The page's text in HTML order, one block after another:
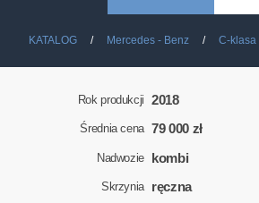
KATALOG Mercedes - Benz C-klasa
Rok produkcji 2018
Średnia cena 79 000 zł
Nadwozie kombi
Skrzynia ręczna